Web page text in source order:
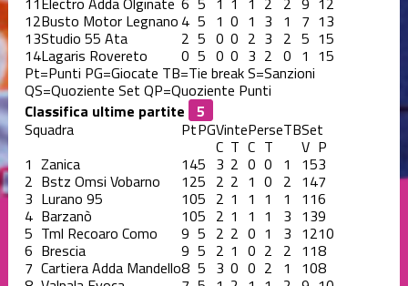
12Busto Motor Legnano 4 5 1 0 1 3 1 7 13
13Studio 55 Ata 2 5 0 0 2 3 2 5 15
14Lagaris Rovereto 0 5 0 0 3 2 0 1 15
Pt=Punti PG=Giocate TB=Tie breakS=Sanzioni
QS=Quoziente Set QP=Quoziente Punti
Classifica ultime partite
Squadra
PtPGVintePerseTBSet
C T C T V P
1 Zanica 145 3 2 0 0 1 153
2 Bstz Omsi Vobarno 125 2 2 1 0 2 147
3 Lurano 95 105 2 1 1 1 1 116
4 Barzanò 105 2 1 1 1 3 139
5 Tml Recoaro Como 9 5 2 2 0 1 3 1210
6 Brescia 9 5 2 1 0 2 2 118
7 Cartiera Adda Mandello8 5 3 0 0 2 1 108